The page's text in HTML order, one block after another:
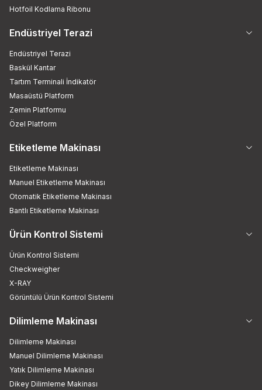
Hotfoil Kodlama Ribonu
Endüstriyel Terazi
Endüstriyel Terazi
Baskül Kantar
Tartım Terminali İndikatör
Masaüstü Platform
Zemin Platformu
Özel Platform
Etiketleme Makinası
Etiketleme Makinası
Manuel Etiketleme Makinası
Otomatik Etiketleme Makinası
Bantlı Etiketleme Makinası
Ürün Kontrol Sistemi
Ürün Kontrol Sistemi
Checkweigher
X-RAY
Görüntülü Ürün Kontrol Sistemi
Dilimleme Makinası
Dilimleme Makinası
Manuel Dilimleme Makinası
Yatık Dilimleme Makinası
Dikey Dilimleme Makinası